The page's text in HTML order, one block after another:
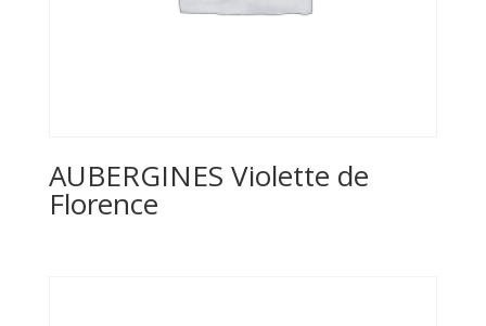
AUBERGINES Violette de
Florence